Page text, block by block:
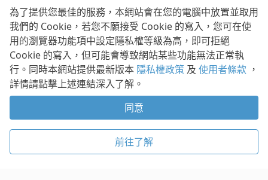
聯絡我們
客服信箱：mediapartner@owlting.com
服務信箱 / 廣告洽詢：info_owlnews@owlting.com
媒體合作 / 新聞稿提供：mediapartner@owlting.com
使用者條款 隱私權政策 Cookie 政策
為了提供您最佳的服務，本網站會在您的電腦中放置並取用
我們的 Cookie，若您不願接受 Cookie 的寫入，您可在使
用的瀏覽器功能項中設定隱私權等級為高，即可拒絕
Cookie 的寫入，但可能會導致網站某些功能無法正常執
行。同時本網站提供最新版本 隱私權政策 及 使用者條款 ，
詳情請點擊上述連結深入了解。
同意
前往了解